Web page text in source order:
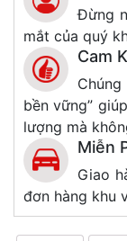
Đừng
mắt của quý
Cam
bền vững”
lượng mà
Miễn
Giao
đơn hàng khu